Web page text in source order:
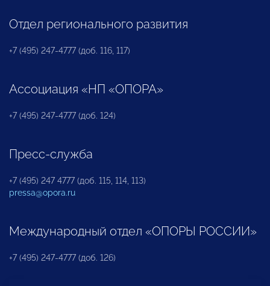
Отдел регионального развития
+7 (495) 247-4777 (доб. 116, 117)
Ассоциация «НП «ОПОРА»
+7 (495) 247-4777 (доб. 124)
Пресс-служба
+7 (495) 247 4777 (доб. 115, 114, 113)
pressa@opora.ru
Международный отдел «ОПОРЫ РОССИИ»
+7 (495) 247-4777 (доб. 126)